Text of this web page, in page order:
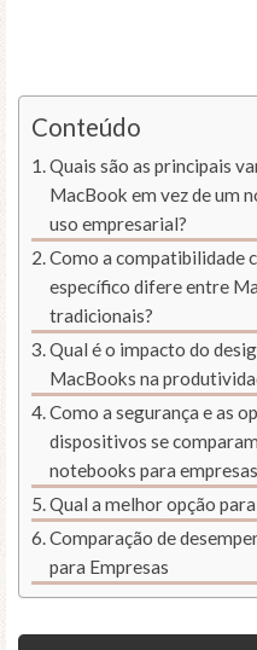
Conteúdo
Quais são as principais
MacBook em vez de um
uso empresarial?
Como a compatibilidade
específico difere entre
tradicionais?
Qual é o impacto do
MacBooks na
Como a segurança e as
dispositivos se
notebooks para
Qual a melhor opção
Comparação de
para Empresas